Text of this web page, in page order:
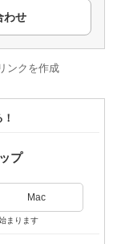
わせ
ンクを作成
プ
Mac
まります